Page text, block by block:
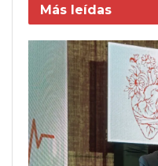
Más leídas